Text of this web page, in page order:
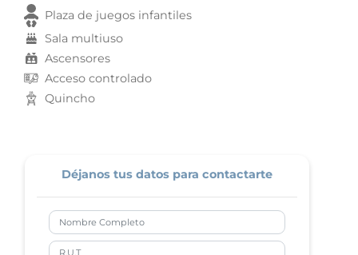
Plaza de juegos infantiles
Sala multiuso
Ascensores
Acceso controlado
Quincho
Déjanos tus datos para contactarte